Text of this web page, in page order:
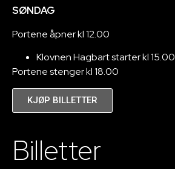
SØNDAG
Portene åpner kl 12.00
Klovnen Hagbart starter kl 15.00
Portene stenger kl 18.00
KJØP BILLETTER
Billetter